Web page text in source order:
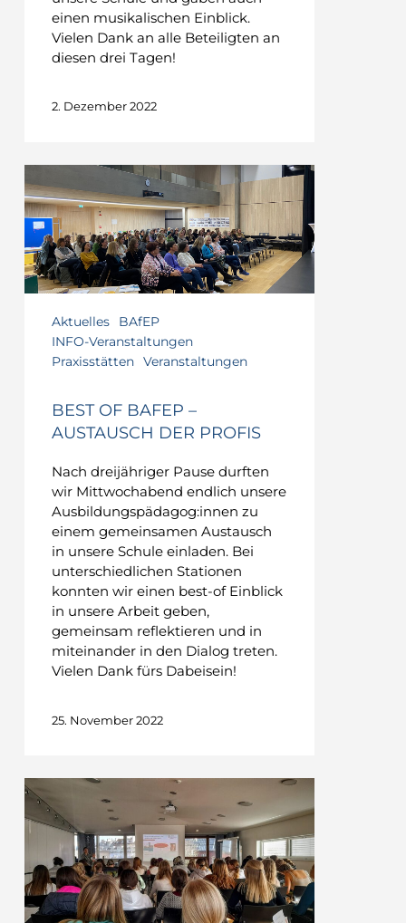
einen musikalischen Einblick.
Vielen Dank an alle Beteiligten an
diesen drei Tagen!
2. Dezember 2022
of
BAFEP
Austausch
der
Profis
Aktuelles
BAfEP
INFO-Veranstaltungen
Praxisstätten Veranstaltungen
BEST OF BAFEP –
AUSTAUSCH DER PROFIS
Nach dreijähriger Pause durften
wir Mittwochabend endlich unsere
Ausbildungspädagog:innen zu
einem gemeinsamen Austausch
in unsere Schule einladen. Bei
unterschiedlichen Stationen
konnten wir einen best-of Einblick
in unsere Arbeit geben,
gemeinsam reflektieren und in
miteinander in den Dialog treten.
Vielen Dank fürs Dabeisein!
25. November 2022
Spannende
Vortragsreihe
für
unsere
beiden
5.
Klassen